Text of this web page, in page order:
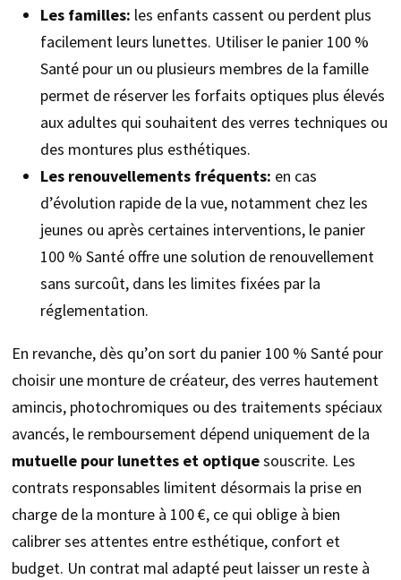
Les familles: les enfants cassent ou perdent plus
facilement leurs lunettes. Utiliser le panier 100 %
Santé pour un ou plusieurs membres de la famille
permet de réserver les forfaits optiques plus élevés
aux adultes qui souhaitent des verres techniques ou
des montures plus esthétiques.
Les renouvellements fréquents: en cas
d’évolution rapide de la vue, notamment chez les
jeunes ou après certaines interventions, le panier
100 % Santé offre une solution de renouvellement
sans surcoût, dans les limites fixées par la
réglementation.
En revanche, dès qu’on sort du panier 100 % Santé pour
choisir une monture de créateur, des verres hautement
amincis, photochromiques ou des traitements spéciaux
avancés, le remboursement dépend uniquement de la
mutuelle pour lunettes et optiquesouscrite. Les
contrats responsables limitent désormais la prise en
charge de la monture à 100 €, ce qui oblige à bien
calibrer ses attentes entre esthétique, confort et
budget. Un contrat mal adapté peut laisser un reste à